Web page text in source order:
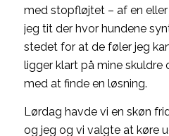
med stopfløjtet – af en
jeg tit der hvor hundene
stedet for at de føler jeg
ligger klart på mine
med at finde en løsning.
Lørdag havde vi en skøn
og jeg og vi valgte at køre